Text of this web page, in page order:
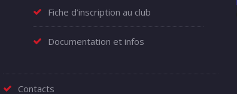
Fiche d’inscription au club
Documentation et infos
Contacts